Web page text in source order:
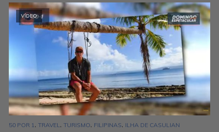
VÍDEO
50 POR 1 , TRAVEL , TURISMO, FILIPINAS, ILHA DE CASULIAN